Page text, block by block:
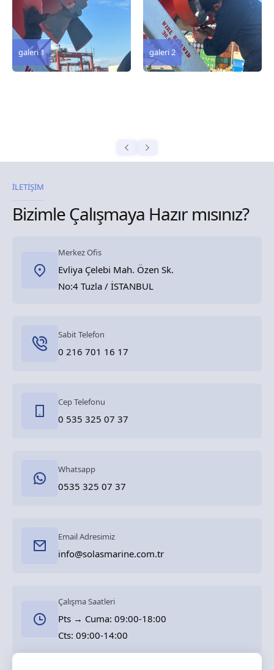
galeri 2
İLETİŞİM
Bizimle Çalışmaya Hazır mısınız?
Merkez Ofis
Evliya Çelebi Mah. Özen Sk.
No:4 Tuzla / İSTANBUL
Sabit Telefon
0 216 701 16 17
Cep Telefonu
0 535 325 07 37
Whatsapp
0535 325 07 37
Email Adresimiz
info@solasmarine.com.tr
Çalışma Saatleri
Pts → Cuma: 09:00-18:00
Cts: 09:00-14:00